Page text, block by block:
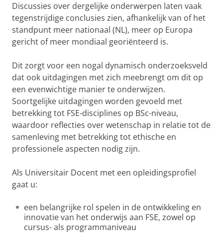
Discussies over dergelijke onderwerpen laten vaak
tegenstrijdige conclusies zien, afhankelijk van of het
standpunt meer nationaal (NL), meer op Europa
gericht of meer mondiaal georiënteerd is.
Dit zorgt voor een nogal dynamisch onderzoeksveld
dat ook uitdagingen met zich meebrengt om dit op
een evenwichtige manier te onderwijzen.
Soortgelijke uitdagingen worden gevoeld met
betrekking tot FSE-disciplines op BSc-niveau,
waardoor reflecties over wetenschap in relatie tot de
samenleving met betrekking tot ethische en
professionele aspecten nodig zijn.
Als Universitair Docent met een opleidingsprofiel
gaat u:
een belangrijke rol spelen in de ontwikkeling en
innovatie van het onderwijs aan FSE, zowel op
cursus- als programmaniveau